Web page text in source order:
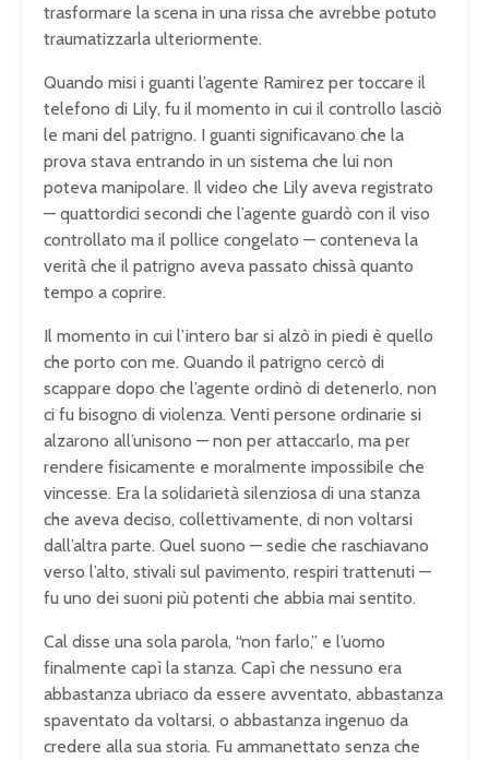
trasformare la scena in una rissa che avrebbe potuto
traumatizzarla ulteriormente.
Quando misi i guanti l’agente Ramirez per toccare il
telefono di Lily, fu il momento in cui il controllo lasciò
le mani del patrigno. I guanti significavano che la
prova stava entrando in un sistema che lui non
poteva manipolare. Il video che Lily aveva registrato
— quattordici secondi che l’agente guardò con il viso
controllato ma il pollice congelato — conteneva la
verità che il patrigno aveva passato chissà quanto
tempo a coprire.
Il momento in cui l’intero bar si alzò in piedi è quello
che porto con me. Quando il patrigno cercò di
scappare dopo che l’agente ordinò di detenerlo, non
ci fu bisogno di violenza. Venti persone ordinarie si
alzarono all’unisono — non per attaccarlo, ma per
rendere fisicamente e moralmente impossibile che
vincesse. Era la solidarietà silenziosa di una stanza
che aveva deciso, collettivamente, di non voltarsi
dall’altra parte. Quel suono — sedie che raschiavano
verso l’alto, stivali sul pavimento, respiri trattenuti —
fu uno dei suoni più potenti che abbia mai sentito.
Cal disse una sola parola, “non farlo,” e l’uomo
finalmente capì la stanza. Capì che nessuno era
abbastanza ubriaco da essere avventato, abbastanza
spaventato da voltarsi, o abbastanza ingenuo da
credere alla sua storia. Fu ammanettato senza che